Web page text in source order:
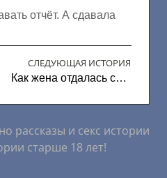
отчёт. А сдавала
СЛЕДУЮЩАЯ ИСТОРИЯ
Как жена отдалась сразу двоим
рассказы и секс истории
старше 18 лет!